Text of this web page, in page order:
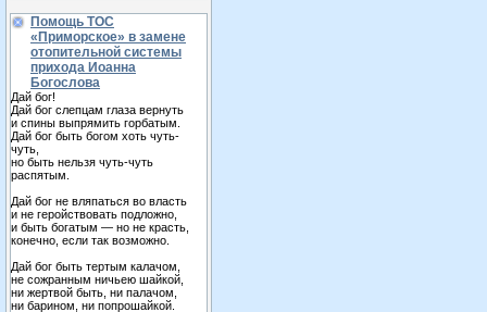
Помощь ТОС
«Приморское» в замене
отопительной системы
прихода Иоанна
Богослова
Дай бог!
Дай бог слепцам глаза вернуть
и спины выпрямить горбатым.
Дай бог быть богом хоть чуть-
чуть,
но быть нельзя чуть-чуть
распятым.
Дай бог не вляпаться во власть
и не геройствовать подложно,
и быть богатым — но не красть,
конечно, если так возможно.
Дай бог быть тертым калачом,
не сожранным ничьею шайкой,
ни жертвой быть, ни палачом,
ни барином, ни попрошайкой.